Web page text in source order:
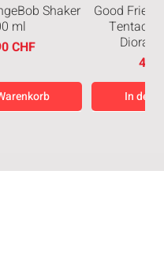
Shaker
ml
CHF
Good
In den